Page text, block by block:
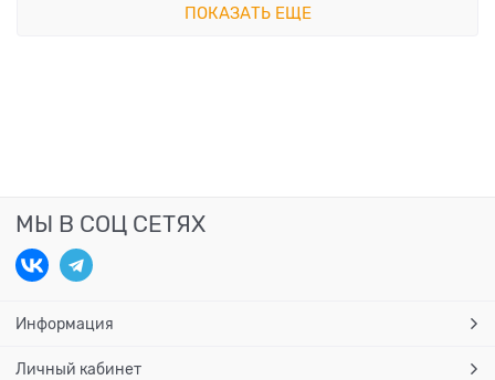
ПОКАЗАТЬ ЕЩЕ
МЫ В СОЦ СЕТЯХ
Информация
Личный кабинет